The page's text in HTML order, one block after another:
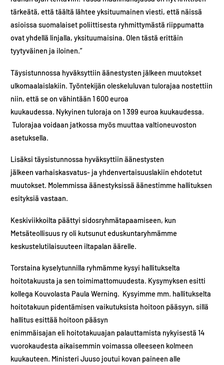
tärkeätä, että täältä lähtee yksituumainen viesti, että näissä
asioissa suomalaiset poliittisesta ryhmittymästä riippumatta
ovat yhdellä linjalla, yksituumaisina. Olen tästä erittäin
tyytyväinen ja iloinen.”​
Täysistunnossa hyväksyttiin äänestysten jälkeen muutokset
ulkomaalaislakiin. Työntekijän oleskeluluvan tulorajaa nostettiin
niin, että se on vähintään 1 600 euroa
kuukaudessa. Nykyinen tuloraja on 1 399 euroa kuukaudessa. ​
Tulorajaa voidaan jatkossa myös muuttaa valtioneuvoston
asetuksella.​
Lisäksi täysistunnossa hyväksyttiin äänestysten
jälkeen varhaiskasvatus- ja yhdenvertaisuuslakiin ehdotetut
muutokset. Molemmissa äänestyksissä äänestimme hallituksen
esityksiä vastaan.
Keskiviikkoilta päättyi sidosryhmätapaamiseen, kun
Metsäteollisuus ry oli kutsunut eduskuntaryhmämme
keskustelutilaisuuteen iltapalan äärelle.
Torstaina kyselytunnilla ryhmämme kysyi hallitukselta
hoitotakuusta ja sen toimimattomuudesta. Kysymyksen esitti
kollega Kouvolasta Paula Werning. Kysyimme mm. hallitukselta
hoitotakuun pidentämisen vaikutuksista hoitoon pääsyyn, sillä
hallitus esittää hoitoon pääsyn
enimmäisajan eli hoitotakuuajan palauttamista nykyisestä 14
vuorokaudesta aikaisemmin voimassa olleeseen kolmeen
kuukauteen. Ministeri Juuso joutui kovan paineen alle